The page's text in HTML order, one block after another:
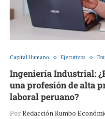
Capital Humano Ejecutivos
Ingeniería Industrial:
una profesión de alta
laboral peruano?
PorRedacción Rumbo